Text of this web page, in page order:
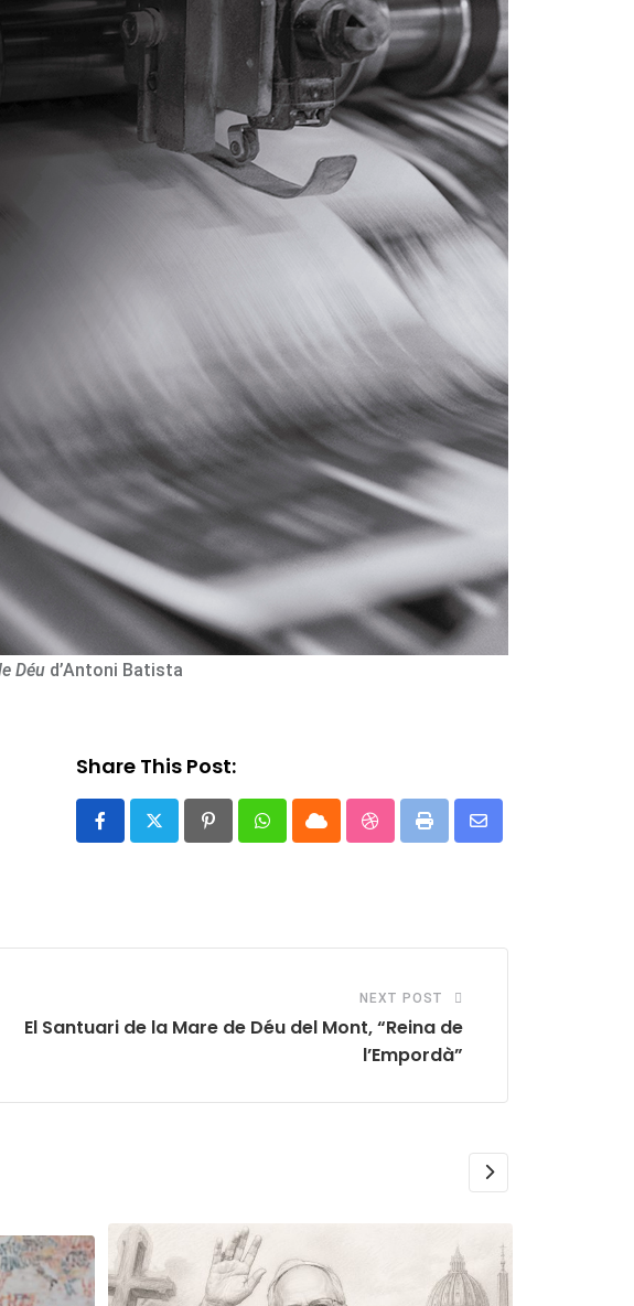
Déu d’Antoni Batista
Share This Post:
PinterestWhatsappCloud StumbleUpon
Print
Share
NEXT POST
El Santuari de la Mare de Déu del Mont, “Reina de
l’Empordà”